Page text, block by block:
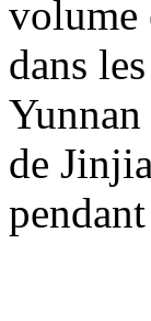
volume
dans
de